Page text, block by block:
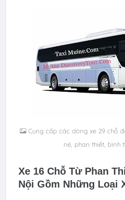
Cung cấp các dòng xe 29 chỗ
né, phan thiết, bình
Xe 16 Chỗ Từ Phan
Nội Gồm Những Loại